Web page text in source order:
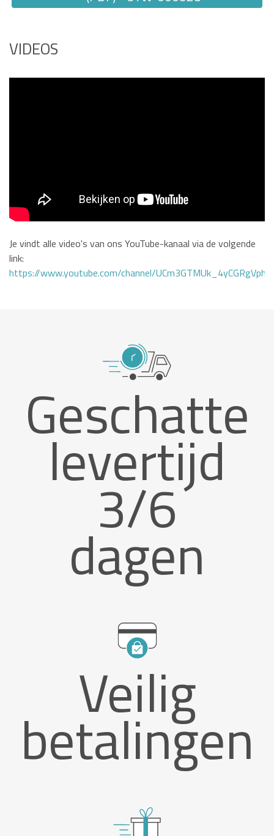
VIDEOS
Je vindt alle video's van ons YouTube-kanaal via de volgende
link:
https://www.youtube.com/channel/
Geschatte
levertijd
3/6
dagen
Veilig
betalingen